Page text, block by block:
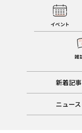
新着記事
ニュース